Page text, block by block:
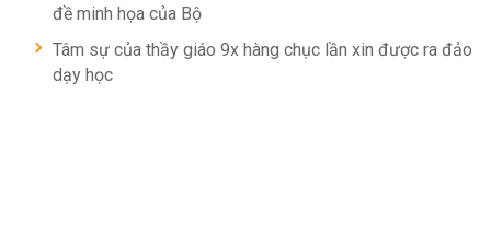
đề minh họa của Bộ
Tâm sự của thầy giáo 9x hàng chục lần xin được ra đảo
dạy học